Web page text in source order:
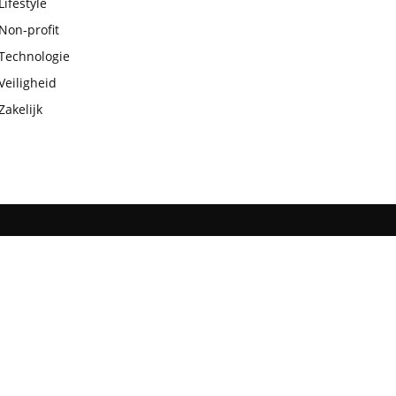
profit